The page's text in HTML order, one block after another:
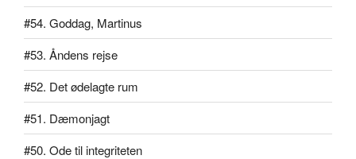
#54. Goddag, Martinus
#53. Åndens rejse
#52. Det ødelagte rum
#51. Dæmonjagt
#50. Ode til integriteten